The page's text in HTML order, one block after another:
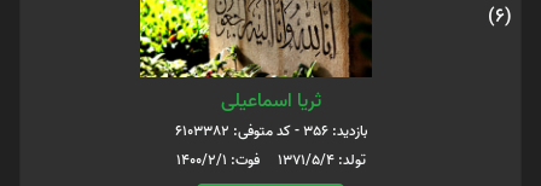
(6)
ثریا اسماعیلی
بازدید: 356 - کد متوفی: 6103382
تولد: 1371/5/4 فوت: 1400/2/1